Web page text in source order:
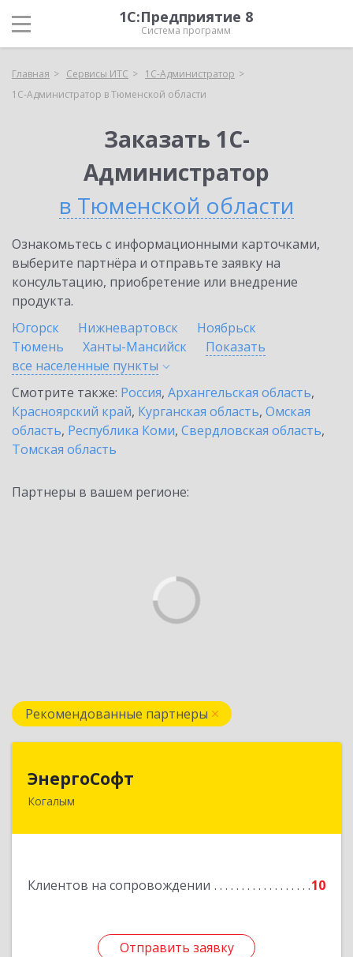
1С:Предприятие 8
Система программ
Главная Сервисы ИТС
1С-Администратор
1С-Администратор в Тюменской области
Заказать 1С-
Администратор
в Тюменской области
Ознакомьтесь с информационными карточками,
выберите партнёра и отправьте заявку на
консультацию, приобретение или внедрение
продукта.
Югорск
Нижневартовск
Ноябрьск
Тюмень
Ханты-Мансийск
Показать
все населенные пункты
Смотрите также: Россия, Архангельская область,
Красноярский край, Курганская область, Омская
область, Республика Коми, Свердловская область,
Томская область
Партнеры в вашем регионе:
Рекомендованные партнеры
ЭнергоСофт
Когалым
Клиентов на сопровождении 10
Отправить заявку
628485, Ханты-Мансийский Автономный округ
Подробнее
Отправить заявку